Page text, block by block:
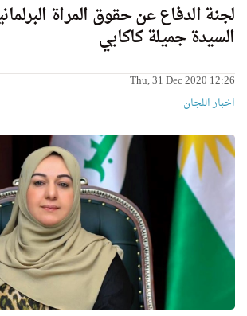
لجنة الدفاع عن حقوق المراة
السيدة جميلة كاكايي
Thu, 31 Dec 2020 12:26
اخبار اللجان